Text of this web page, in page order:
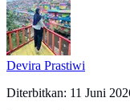
Devira Prastiwi
Diterbitkan: 11 Juni